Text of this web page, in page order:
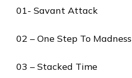
01- Savant Attack
02 – One Step To Madness
03 – Stacked Time